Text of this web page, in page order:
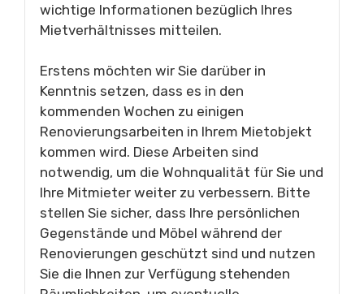
wichtige Informationen bezüglich Ihres
Mietverhältnisses mitteilen.
Erstens möchten wir Sie darüber in
Kenntnis setzen, dass es in den
kommenden Wochen zu einigen
Renovierungsarbeiten in Ihrem Mietobjekt
kommen wird. Diese Arbeiten sind
notwendig, um die Wohnqualität für Sie und
Ihre Mitmieter weiter zu verbessern. Bitte
stellen Sie sicher, dass Ihre persönlichen
Gegenstände und Möbel während der
Renovierungen geschützt sind und nutzen
Sie die Ihnen zur Verfügung stehenden